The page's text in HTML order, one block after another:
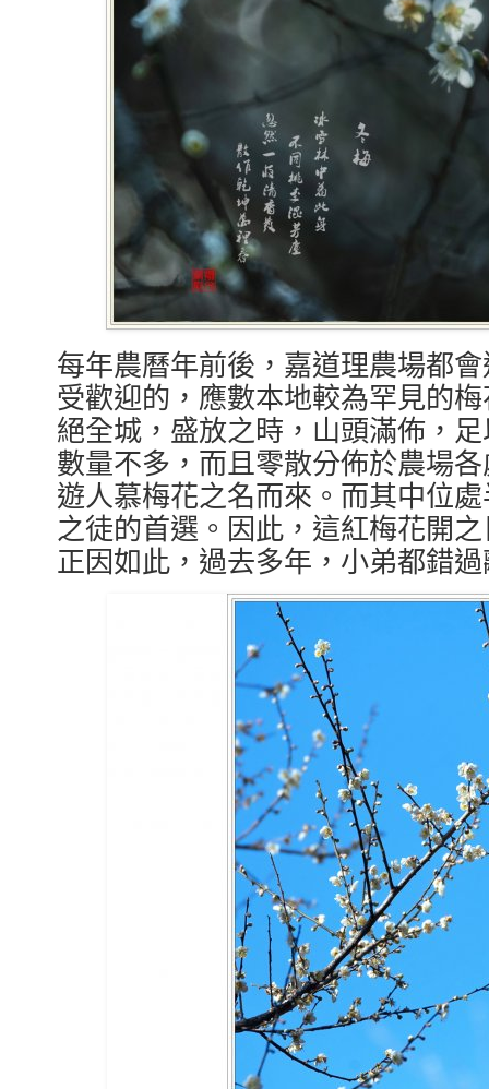
每年農曆年前後，嘉道理農場都
受歡迎的，應數本地較為罕見的
絕全城，盛放之時，山頭滿佈，
數量不多，而且零散分佈於農場
遊人慕梅花之名而來。而其中位
之徒的首選。因此，這紅梅花開
正因如此，過去多年，小弟都錯